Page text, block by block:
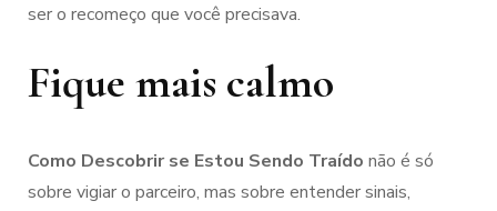
ser o recomeço que você precisava.
Fique mais calmo
Como Descobrir se Estou Sendo Traído não é só
sobre vigiar o parceiro, mas sobre entender sinais,